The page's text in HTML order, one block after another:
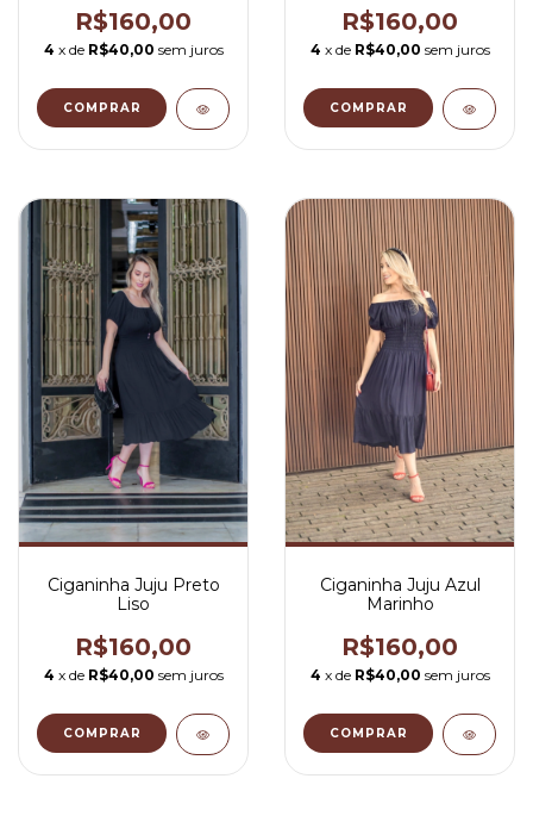
R$160,00
4 x de R$40,00 sem juros
COMPRAR
R$160,00
4 x de R$40,00 sem juros
COMPRAR
Ciganinha Juju Preto
Liso
R$160,00
4 x de R$40,00 sem juros
COMPRAR
Ciganinha Juju Azul
Marinho
R$160,00
4 x de R$40,00 sem juros
COMPRAR